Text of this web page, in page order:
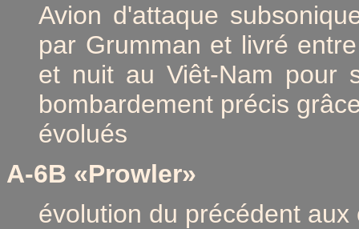
Avion d'attaque
par Grumman et livré
et nuit au Viêt-Nam pour
bombardement précis
évolués
A-6B «Prowler»
évolution du précédent